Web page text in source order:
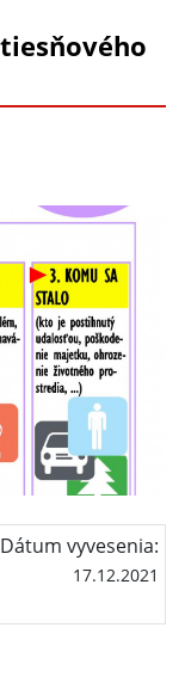
Dátum vyvesenia:
17.12.2021